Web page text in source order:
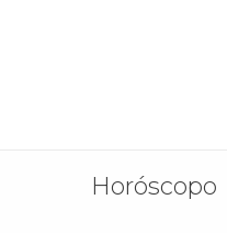
Horóscopo